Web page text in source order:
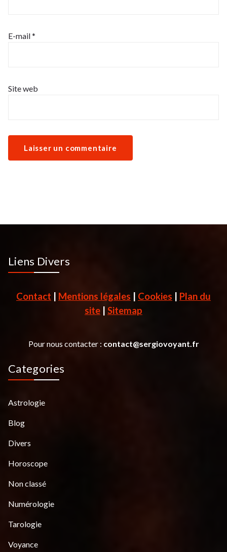
E-mail*
Site web
Liens Divers
Contact Mentions légales Cookies
Plan du
site
Sitemap
Pour nous contacter : contact@sergiovoyant.fr
Categories
Astrologie
Blog
Divers
Horoscope
Non classé
Numérologie
Tarologie
Voyance